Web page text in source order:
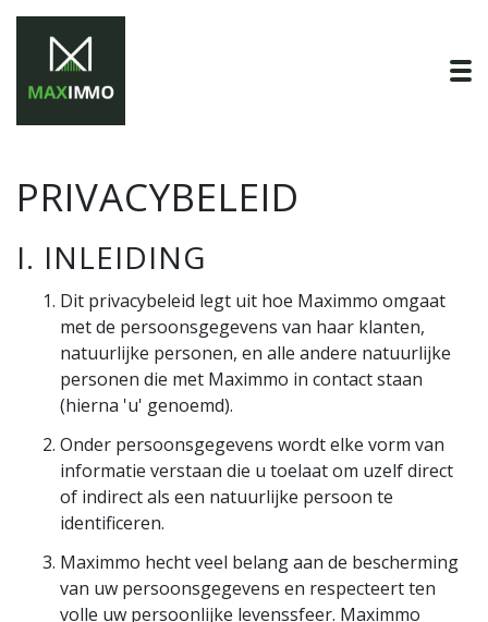
PRIVACYBELEID
I. INLEIDING
Dit privacybeleid legt uit hoe Maximmo omgaat
met de persoonsgegevens van haar klanten,
natuurlijke personen, en alle andere natuurlijke
personen die met Maximmo in contact staan
(hierna 'u' genoemd).
Onder persoonsgegevens wordt elke vorm van
informatie verstaan die u toelaat om uzelf direct
of indirect als een natuurlijke persoon te
identificeren.
Maximmo hecht veel belang aan de bescherming
van uw persoonsgegevens en respecteert ten
volle uw persoonlijke levenssfeer. Maximmo